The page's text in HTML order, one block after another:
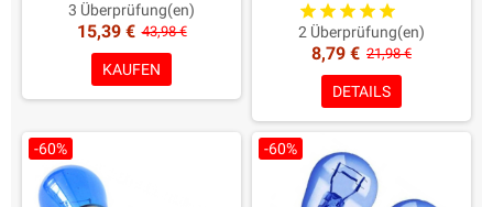
Homologate Straßennutzung
Verpackung: 2 Stück
Maximale Qualität und
Zuverlässigkeit
3 Überprüfung(en)
15,39 € 43,98 €
KAUFEN
Straßen-/Klimabedingungen
Farbe: weiß 6000K
Dauer: Long Life 650h
Homologate Straßennutzung
Verpackung: 2 Stück
Maximale Qualität
2 Überprüfung(en)
8,79 € 21,98 €
DETAILS
-60% -60%